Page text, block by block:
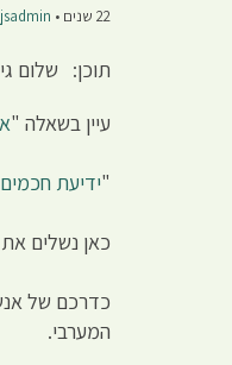
22 שנים • jsadmin
תוכן: שלום
עיין בשאלה "
"ידיעת
כאן נשלים
כדרכם של
המערבי.